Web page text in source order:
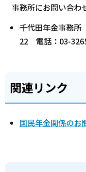
事務所にお問い合わ
千代田年金事務所
22 電話：03-
関連リンク
国民年金関係のお